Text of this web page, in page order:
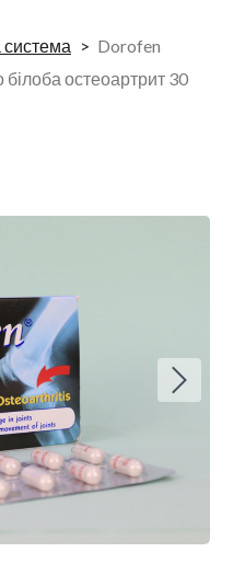
Dorofen
остеоартрит 30